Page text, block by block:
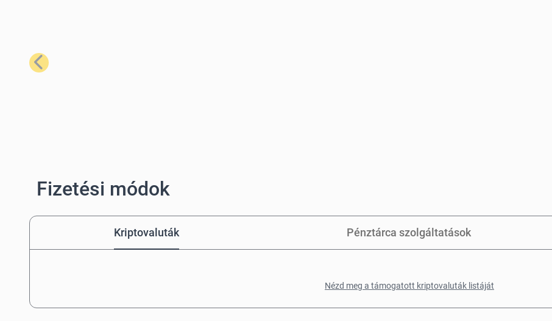
Előző
Fizetési módok
Kriptovaluták Pénztárca szolgáltatások
Nézd meg a támogatott kriptovaluták listáját